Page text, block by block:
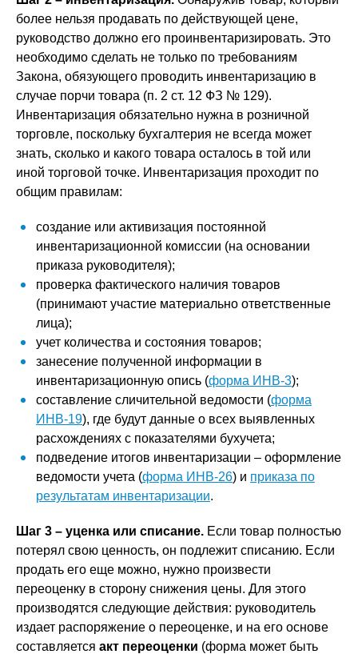
более нельзя продавать по действующей цене,
руководство должно его проинвентаризировать. Это
необходимо сделать не только по требованиям
Закона, обязующего проводить инвентаризацию в
случае порчи товара (п. 2 ст. 12 ФЗ № 129).
Инвентаризация обязательно нужна в розничной
торговле, поскольку бухгалтерия не всегда может
знать, сколько и какого товара осталось в той или
иной торговой точке. Инвентаризация проходит по
общим правилам:
создание или активизация постоянной
инвентаризационной комиссии (на основании
приказа руководителя);
проверка фактического наличия товаров
(принимают участие материально ответственные
лица);
учет количества и состояния товаров;
занесение полученной информации в
инвентаризационную опись (форма ИНВ-3);
составление сличительной ведомости (форма
ИНВ-19), где будут данные о всех выявленных
расхождениях с показателями бухучета;
подведение итогов инвентаризации – оформление
ведомости учета (форма ИНВ-26) и приказа по
результатам инвентаризации.
Шаг 3 – уценка или списание. Если товар полностью
потерял свою ценность, он подлежит списанию. Если
продать его еще можно, нужно произвести
переоценку в сторону снижения цены. Для этого
производятся следующие действия: руководитель
издает распоряжение о переоценке, и на его основе
составляется акт переоценки (форма может быть